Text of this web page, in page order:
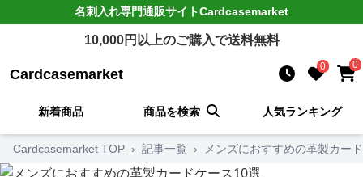
名刺入れ専門通販サイトCardcasemarket
10,000円以上のご購入で送料無料
Cardcasemarket 0 0
新着商品 商品を検索 人気ランキング
Cardcasemarket TOP › 記事一覧 › メンズにおすすめの革製カー